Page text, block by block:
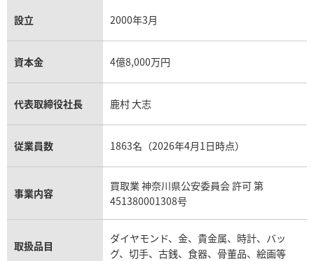
設立 2000年3月
資本金 4億8,000万円
代表取締役社長 鹿村 大志
従業員数 1863名（2026年4月1日時点）
事業内容
買取業 神奈川県公安委員会 許可 第
451380001308号
取扱品目
ダイヤモンド、金、貴金属、時計、バッ
グ、切手、古銭、食器、骨董品、絵画等